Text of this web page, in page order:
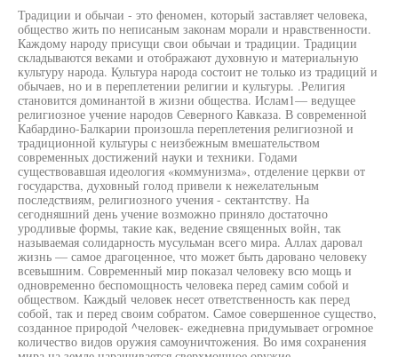
Традиции и обычаи - это феномен, который заставляет человека,
общество жить по неписаным законам морали и нравственности.
Каждому народу присущи свои обычаи и традиции. Традиции
складываются веками и отображают духовную и материальную
культуру народа. Культура народа состоит не только из традиций и
обычаев, но и в переплетении религии и культуры. .Религия
становится доминантой в жизни общества. Ислам1— ведущее
религиозное учение народов Северного Кавказа. В современной
Кабардино-Балкарии произошла переплетения религиозной и
традиционной культуры с неизбежным вмешательством
современных достижений науки и техники. Годами
существовавшая идеология «коммунизма», отделение церкви от
государства, духовный голод привели к нежелательным
последствиям, религиозного учения - сектантству. На
сегодняшний день учение возможно приняло достаточно
уродливые формы, такие как, ведение священных войн, так
называемая солидарность мусульман всего мира. Аллах даровал
жизнь — самое драгоценное, что может быть даровано человеку
всевышним. Современный мир показал человеку всю мощь и
одновременно беспомощность человека перед самим собой и
обществом. Каждый человек несет ответственность как перед
собой, так и перед своим собратом. Самое совершенное существо,
созданное природой ^человек- ежедневна придумывает огромное
количество видов оружия самоуничтожения. Во имя сохранения